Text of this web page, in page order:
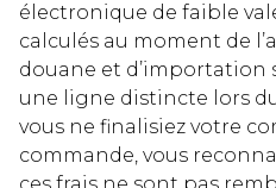
électronique de faible
calculés au moment de
douane et d’importation
une ligne distincte lors
vous ne finalisiez votre
commande, vous